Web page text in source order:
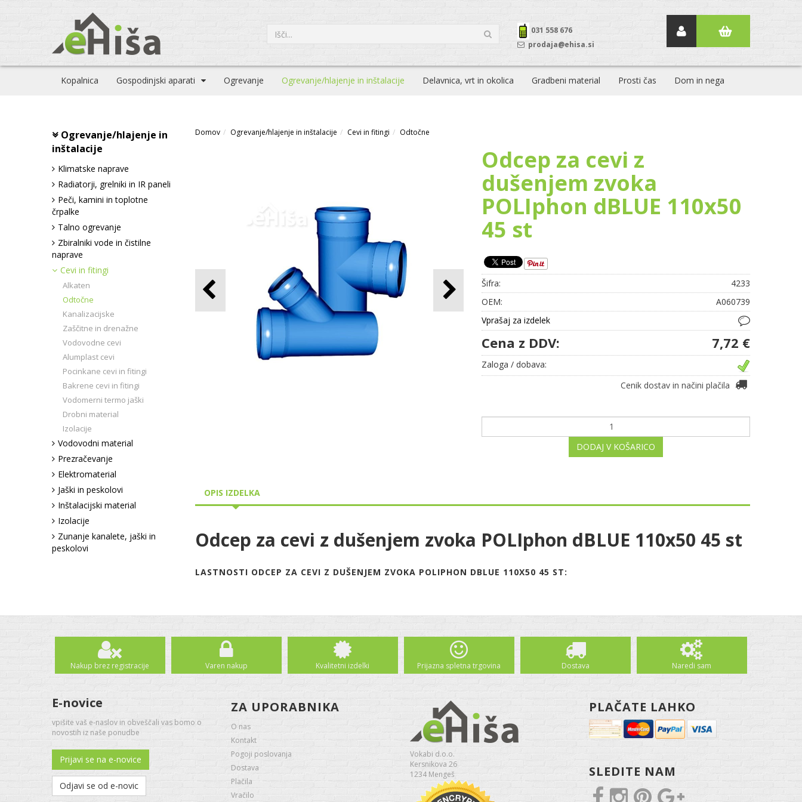
031 558 676
prodaja@ehisa.si
Kopalnica Gospodinjski aparati Ogrevanje Ogrevanje/hlajenje in inštalacije Delavnica, vrt in okolica Gradbeni material Prosti čas Dom in nega
Ogrevanje/hlajenje in
inštalacije
Klimatske naprave
Radiatorji, grelniki in IR paneli
Peči, kamini in toplotne
črpalke
Talno ogrevanje
Zbiralniki vode in čistilne
naprave
Cevi in fitingi
Alkaten
Odtočne
Kanalizacijske
Zaščitne in drenažne
Vodovodne cevi
Alumplast cevi
Pocinkane cevi in fitingi
Bakrene cevi in fitingi
Vodomerni termo jaški
Drobni material
Izolacije
Vodovodni material
Prezračevanje
Elektromaterial
Jaški in peskolovi
Inštalacijski material
Izolacije
Zunanje kanalete, jaški in
peskolovi
Domov Ogrevanje/hlajenje in inštalacije Cevi in fitingi Odtočne
Odcep za cevi z
dušenjem zvoka
POLIphon dBLUE 110x50
45 st
Šifra:
4233
OEM:
A060739
Vprašaj za izdelek
Cena z DDV: 7,72 €
Zaloga / dobava:
Cenik dostav in načini plačila
DODAJ V KOŠARICO
OPIS IZDELKA
Odcep za cevi z dušenjem zvoka POLIphon dBLUE 110x50 45 st
LASTNOSTI ODCEP ZA CEVI Z DUŠENJEM ZVOKA POLIPHON DBLUE 110X50 45 ST:
Nakup brez registracije Varen nakup Kvalitetni izdelki Prijazna spletna trgovina Dostava Naredi sam
E-novice
vpišite vaš e-naslov in obveščali vas bomo o
novostih iz naše ponudbe
Prijavi se na e-novice
Odjavi se od e-novic
ZA UPORABNIKA
O nas
Kontakt
Pogoji poslovanja
Dostava
Plačila
Vračilo
Vokabi d.o.o.
Kersnikova 26
1234 Mengeš
PLAČATE LAHKO
SLEDITE NAM